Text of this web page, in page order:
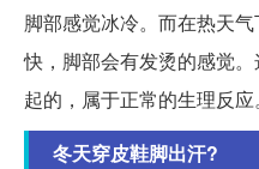
脚部感觉冰冷。而在热天
快，脚部会有发烫的感觉
起的，属于正常的生理反应。
冬天穿皮鞋脚出汗?